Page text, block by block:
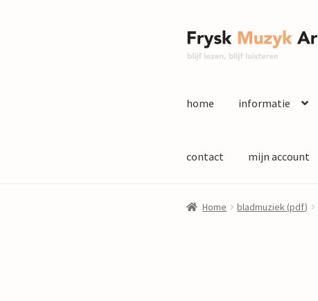
Ga
door
Ga
naar
home informatie
contact mijn account
Home bladmuziek (pdf)